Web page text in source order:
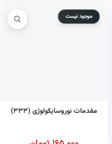
موجود نیست
مقدمات نوروسایکولوژی (۳۳۳)